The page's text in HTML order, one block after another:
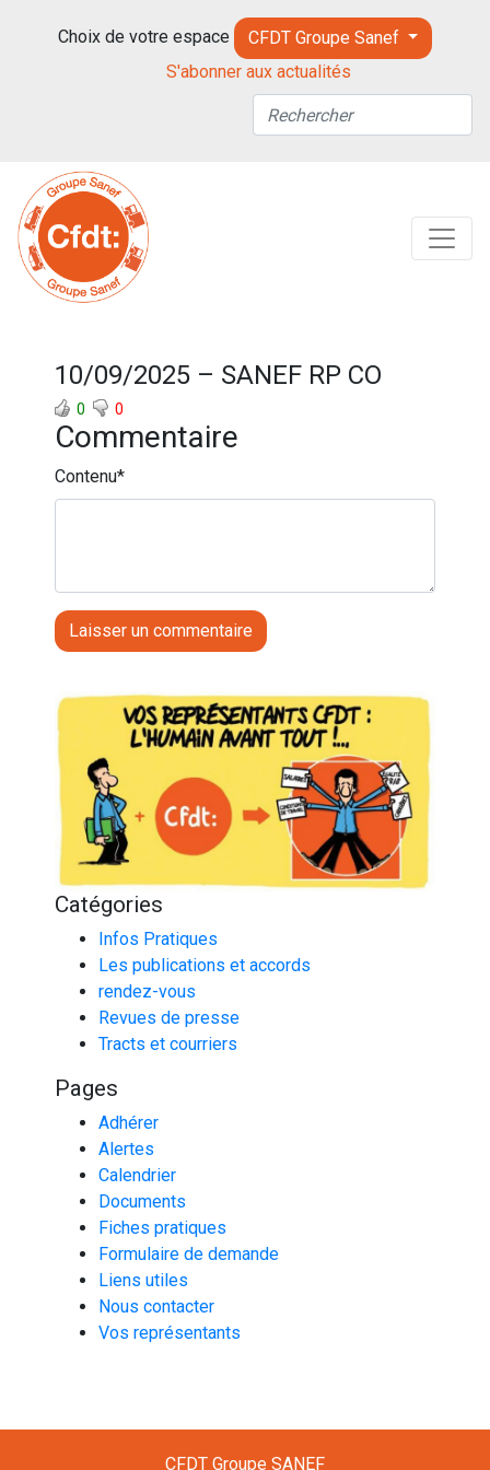
Choix de votre espace
CFDT Groupe Sanef
S'abonner aux actualités
10/09/2025 – SANEF RP CO
0 0
Commentaire
Contenu*
Catégories
Infos Pratiques
Les publications et accords
rendez-vous
Revues de presse
Tracts et courriers
Pages
Adhérer
Alertes
Calendrier
Documents
Fiches pratiques
Formulaire de demande
Liens utiles
Nous contacter
Vos représentants
CFDT Groupe SANEF